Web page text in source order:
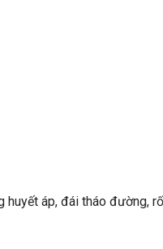
áp, đái tháo đường,